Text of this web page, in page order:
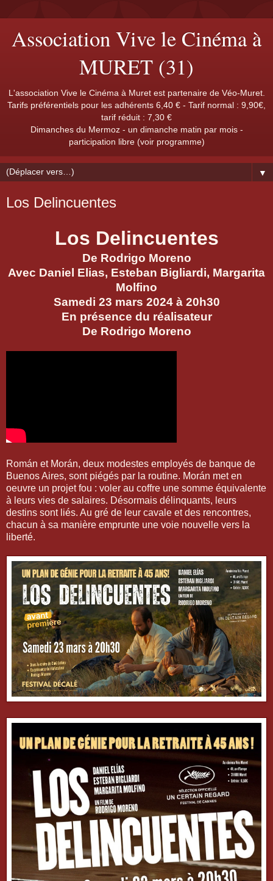
Association Vive le Cinéma à
MURET (31)
L'association Vive le Cinéma à Muret est partenaire de Véo-Muret.
Tarifs préférentiels pour les adhérents 6,40 € - Tarif normal : 9,90€,
tarif réduit : 7,30 €
Dimanches du Mermoz - un dimanche matin par mois -
participation libre (voir programme)
▼
Los Delincuentes
Los Delincuentes
De Rodrigo Moreno
Avec Daniel Elias, Esteban Bigliardi, Margarita
Molfino
Samedi 23 mars 2024 à 20h30
En présence du réalisateur
De Rodrigo Moreno
Román et Morán, deux modestes employés de banque de
Buenos Aires, sont piégés par la routine. Morán met en
oeuvre un projet fou : voler au coffre une somme équivalente
à leurs vies de salaires. Désormais délinquants, leurs
destins sont liés. Au gré de leur cavale et des rencontres,
chacun à sa manière emprunte une voie nouvelle vers la
liberté.